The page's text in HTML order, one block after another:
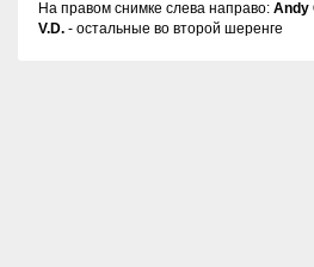
На правом снимке слева направо: Andy
V.D.- остальные во второй шеренге